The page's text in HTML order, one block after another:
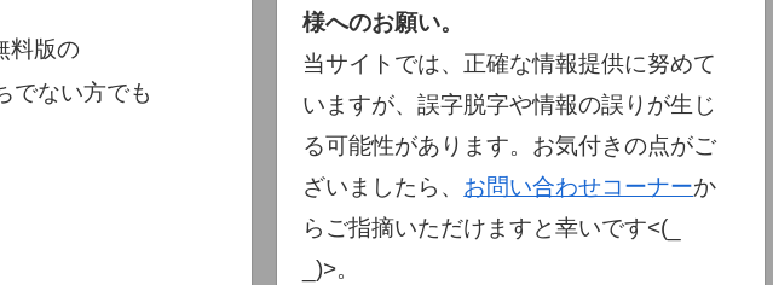
料版の
でない方でも
様へのお願い。
当サイトでは、正確な情報提供に努めて
いますが、誤字脱字や情報の誤りが生じ
る可能性があります。お気付きの点がご
ざいましたら、 お問い合わせコーナーか
らご指摘いただけますと幸いです<(_
_)>。